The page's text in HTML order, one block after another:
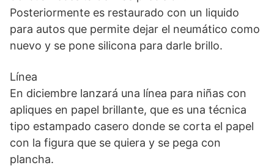
Posteriormente es restaurado con un liquido
para autos que permite dejar el neumático como
nuevo y se pone silicona para darle brillo.
Línea
En diciembre lanzará una línea para niñas con
apliques en papel brillante, que es una técnica
tipo estampado casero donde se corta el papel
con la figura que se quiera y se pega con
plancha.